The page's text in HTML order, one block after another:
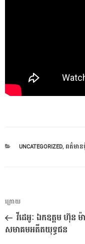
CATEGORIES
UNCATEGORIZED, ពត៌មាន
ការ​
នាំទិស​
ប្រកាស
អត្ថបទ
មុន
ក្រោយ
វីដេអូៈ ឯកឧត្តម ហ៊ុន
សមាគមអតីតយុទ្ធជន